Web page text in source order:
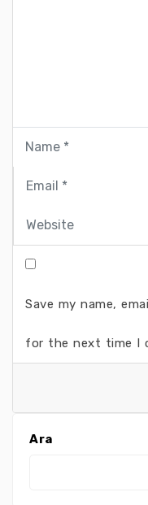
Save my name,
for the next time I
Ara